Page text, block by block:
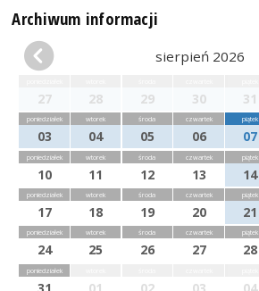
Archiwum informacji
sierpień 2026
27 28 29 30 31
poniedziałek
03
wtorek
04
środa
05
czwartek
06
piątek
07
poniedziałek
10
wtorek
11
środa
12
czwartek
13
piątek
14
poniedziałek
17
wtorek
18
środa
19
czwartek
20
piątek
21
poniedziałek
24
wtorek
25
środa
26
czwartek
27
piątek
28
poniedziałek